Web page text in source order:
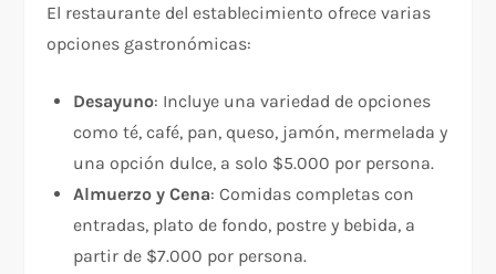
El restaurante del establecimiento ofrece varias
opciones gastronómicas:
Desayuno: Incluye una variedad de opciones
como té, café, pan, queso, jamón, mermelada y
una opción dulce, a solo $5.000 por persona.
Almuerzo y Cena: Comidas completas con
entradas, plato de fondo, postre y bebida, a
partir de $7.000 por persona.